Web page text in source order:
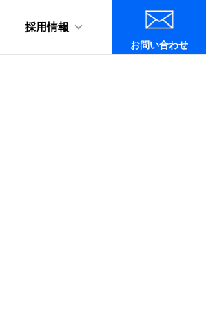
採用情報
お問い合わせ